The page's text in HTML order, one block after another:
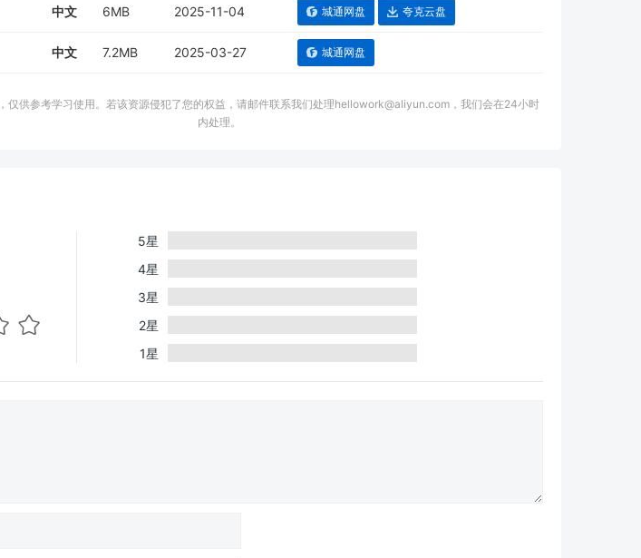
中文 6MB 2025-11-04 城通网盘 夸克云盘
中文 7.2MB 2025-03-27 城通网盘
仅供参考学习使用。若该资源侵犯了您的权益，请邮件联系我们处理hellowork@aliyun.com，我们会在24小时
内处理。
5星
4星
3星
2星
1星